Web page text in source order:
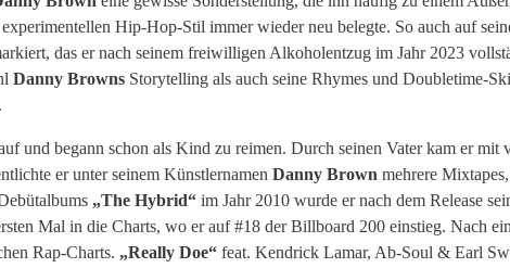
Hip-Hop-Stil immer wieder neu belegte. So auch auf
das er nach seinem freiwilligen Alkoholentzug im Jahr 2023
Danny Browns Storytelling als auch seine Rhymes und Doubletime-
und begann schon als Kind zu reimen. Durch seinen Vater kam er
er unter seinem Künstlernamen Danny Brown mehrere
„The Hybrid“ im Jahr 2010 wurde er nach dem Release
Mal in die Charts, wo er auf #18 der Billboard 200 einstieg. Nach
Rap-Charts. „Really Doe“ feat. Kendrick Lamar, Ab-Soul & Earl